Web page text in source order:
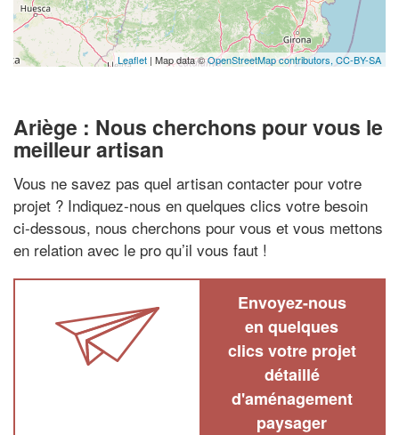
Leaflet | Map data ©OpenStreetMap contributors, CC-BY-SA
Ariège : Nous cherchons pour vous le
meilleur artisan
Vous ne savez pas quel artisan contacter pour votre
projet ? Indiquez-nous en quelques clics votre besoin
ci-dessous, nous cherchons pour vous et vous mettons
en relation avec le pro qu’il vous faut !
Envoyez-nous
en quelques
clics votre projet
détaillé
d'aménagement
paysager